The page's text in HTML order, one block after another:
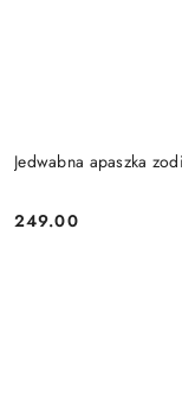
Jedwabna apaszka
Cena:
249.00